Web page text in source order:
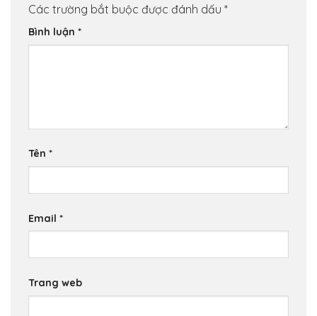
Các trường bắt buộc được đánh dấu *
Bình luận *
Tên *
Email *
Trang web